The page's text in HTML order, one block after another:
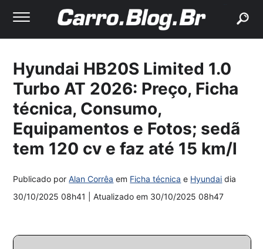
Hyundai HB20S Limited 1.0
Turbo AT 2026: Preço, Ficha
técnica, Consumo,
Equipamentos e Fotos; sedã
tem 120 cv e faz até 15 km/l
Publicado porAlan Corrêa em Ficha técnica e Hyundai dia
30/10/2025 08h41
| Atualizado em 30/10/2025 08h47